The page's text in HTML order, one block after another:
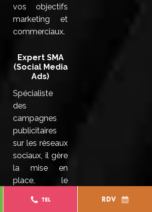
TEL RDV
vos objectifs
marketing et
commerciaux.
Expert SMA
(Social Media
Ads)
Spécialiste
des
campagnes
publicitaires
sur les réseaux
sociaux, il gère
la mise en
place, le
budget et